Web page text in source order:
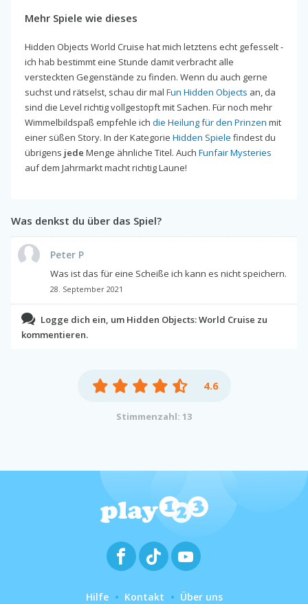
Mehr Spiele wie dieses
Hidden Objects World Cruise hat mich letztens echt gefesselt -
ich hab bestimmt eine Stunde damit verbracht alle
versteckten Gegenstände zu finden. Wenn du auch gerne
suchst und rätselst, schau dir mal Fun Hidden Objects an, da
sind die Level richtig vollgestopft mit Sachen. Für noch mehr
Wimmelbildspaß empfehle ich die Heilung für den Prinzen mit
einer süßen Story. In der Kategorie Hidden Spiele findest du
übrigens jede Menge ähnliche Titel. Auch Funfair Mysteries
auf dem Jahrmarkt macht richtig Laune!
Was denkst du über das Spiel?
Peter P
Was ist das für eine Scheiße ich kann es nicht speichern.
28. September 2021
Logge dich ein, um Hidden Objects: World Cruise zu
kommentieren.
4.6
Stimmenzahl: 13
Hilfe Kontakt Über uns